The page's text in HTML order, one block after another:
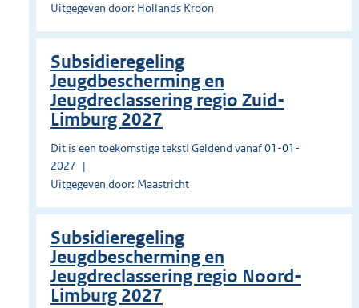
Uitgegeven door: Hollands Kroon
Subsidieregeling
Jeugdbescherming en
Jeugdreclassering regio Zuid-
Limburg 2027
Dit is een toekomstige tekst! Geldend vanaf 01-01-
2027
Uitgegeven door: Maastricht
Subsidieregeling
Jeugdbescherming en
Jeugdreclassering regio Noord-
Limburg 2027